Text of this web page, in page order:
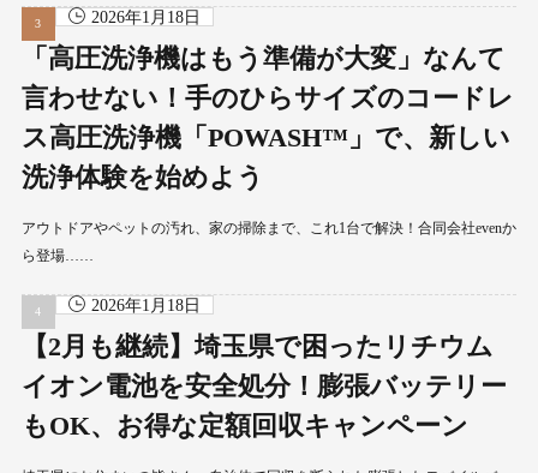
2026年1月18日
「高圧洗浄機はもう準備が大変」なんて
言わせない！手のひらサイズのコードレ
ス高圧洗浄機「POWASH™」で、新しい
洗浄体験を始めよう
アウトドアやペットの汚れ、家の掃除まで、これ1台で解決！合同会社evenか
ら登場……
2026年1月18日
【2月も継続】埼玉県で困ったリチウム
イオン電池を安全処分！膨張バッテリー
もOK、お得な定額回収キャンペーン